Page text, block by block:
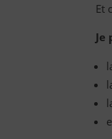
Et
Je